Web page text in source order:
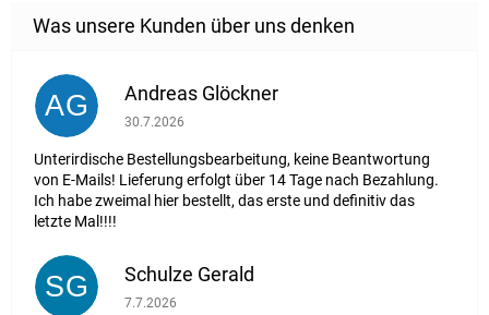
AG Andreas Glöckner
Die Shop-Bewertung beträgt 1 von 5 Sternen.
30.7.2026
Unterirdische Bestellungsbearbeitung, keine Beantwortung
von E-Mails! Lieferung erfolgt über 14 Tage nach Bezahlung.
Ich habe zweimal hier bestellt, das erste und definitiv das
letzte Mal!!!!
SG Schulze Gerald
Die Shop-Bewertung beträgt 5 von 5 Sternen.
7.7.2026